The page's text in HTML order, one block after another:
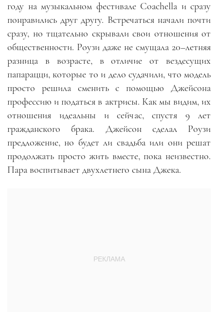
году на музыкальном фестивале Coachella и сразу
понравились друг другу. Встречаться начали почти
сразу, но тщательно скрывали свои отношения от
общественности. Роузи даже не смущала 20–летняя
разница в возрасте, в отличие от вездесущих
папарацци, которые то и дело судачили, что модель
просто решила сменить с помощью Джейсона
профессию и податься в актрисы. Как мы видим, их
отношения идеальны и сейчас, спустя 9 лет
гражданского брака. Джейсон сделал Роузи
предложение, но будет ли свадьба или они решат
продолжать просто жить вместе, пока неизвестно.
Пара воспитывает двухлетнего сына Джека.